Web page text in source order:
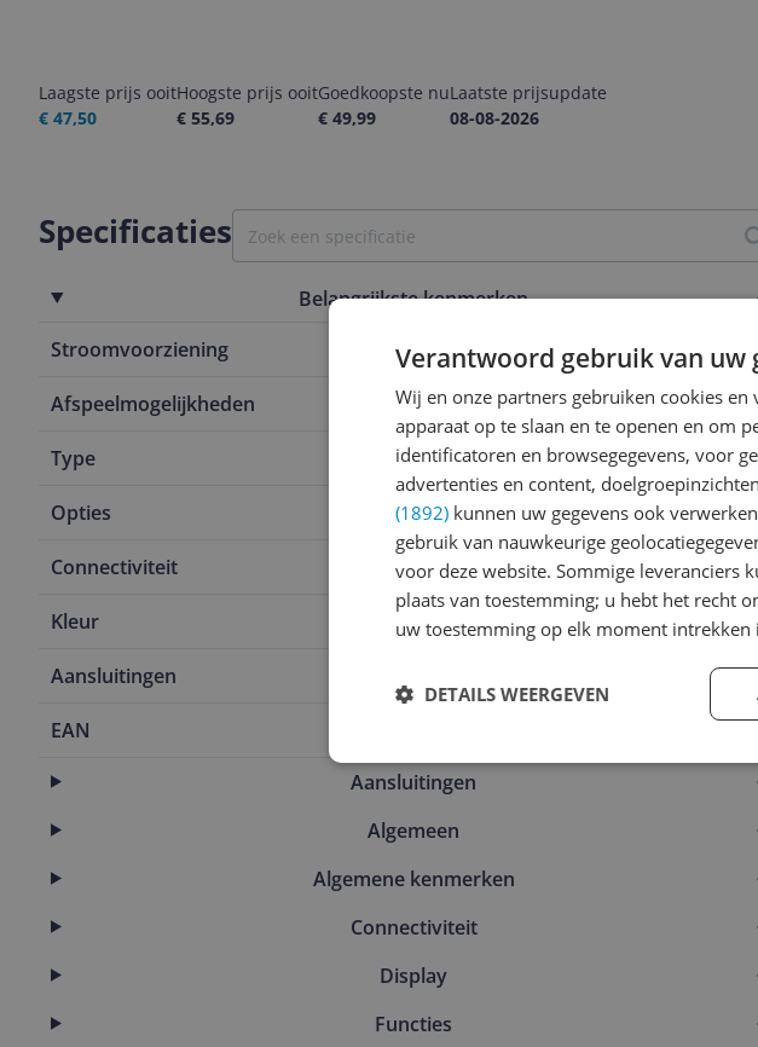
Laagste prijs ooit
€ 47,50
Hoogste prijs ooit
€ 55,69
Goedkoopste nu
€ 49,99
Laatste prijsupdate
08-08-2026
Specificaties
Belangrijkste kenmerken
Stroomvoorziening
Batterij
Afspeelmogelijkheden AM/FM radio
Type Bouwradio
Opties Waterdicht
Connectiviteit Aux
Kleur Zwart
Aansluitingen
EAN
Aansluitingen
Algemeen
Algemene kenmerken
Connectiviteit
Display
Functies
Verantwoord gebruik van uw
Wij en onze partners gebruiken cookies
apparaat op te slaan en te openen en om
identificatoren en browsegegevens, voor
advertenties en content,
(1892) kunnen uw gegevens ook
gebruik van nauwkeurige
voor deze website. Sommige leveranciers
plaats van toestemming; u hebt het recht
uw toestemming op elk moment intrekken
DETAILS WEERGEVEN